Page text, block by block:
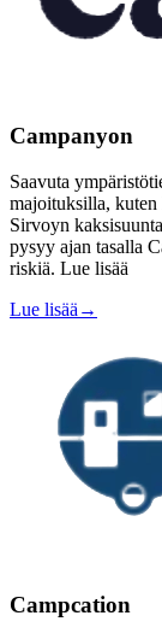
Campanyon
Saavuta
majoituksilla,
Sirvoyn
pysyy ajan tasalla
riskiä. Lue lisää
Lue lisää→
Campcation